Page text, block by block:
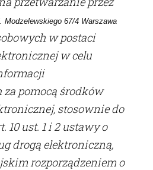
67/4 Warszawa
w postaci
w celu
pomocą środków
stosownie do
10 ust. 1 i 2 ustawy o
drogą elektroniczną,
rozporządzeniem o